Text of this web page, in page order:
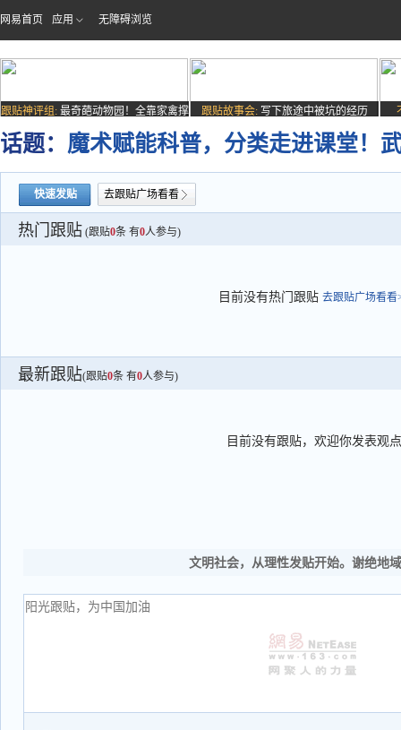
网易首页 应用 无障碍浏览
跟贴神评组: 最奇葩动物园！全靠家禽撑
场子
跟贴故事会: 写下旅途中被坑的经历
话题： 魔术赋能科普，分类走进课堂！
快速发贴 去跟贴广场看看
热门跟贴 (跟贴0条 有0人参与)
目前没有热门跟贴 去跟贴广场看看
最新跟贴(跟贴0条 有0人参与)
目前没有跟贴，欢迎你发表观点
文明社会，从理性发贴开始。谢绝地